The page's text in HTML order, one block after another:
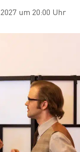
um 20:00 Uhr